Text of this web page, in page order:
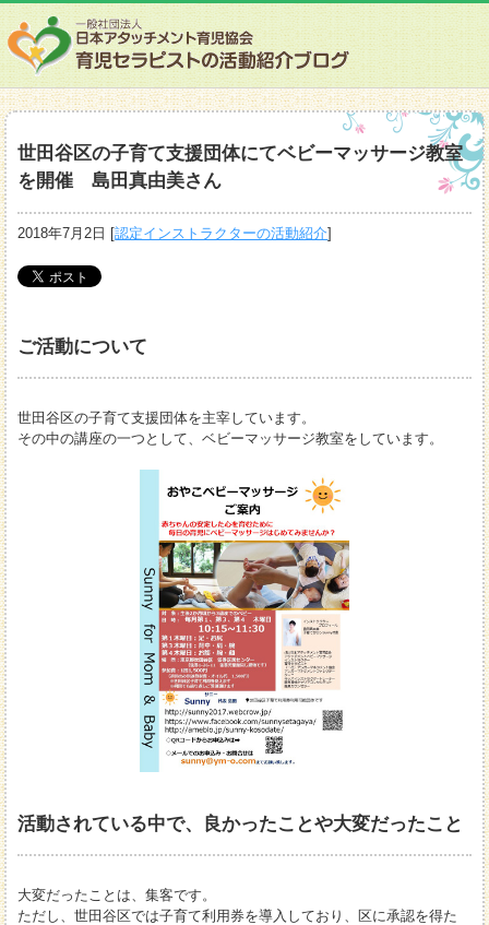
世田谷区の子育て支援団体にてベビーマッサージ教室
を開催 島田真由美さん
2018年7月2日 [認定インストラクターの活動紹介]
ご活動について
世田谷区の子育て支援団体を主宰しています。
その中の講座の一つとして、ベビーマッサージ教室をしています。
活動されている中で、良かったことや大変だったこと
大変だったことは、集客です。
ただし、世田谷区では子育て利用券を導入しており、区に承認を得た